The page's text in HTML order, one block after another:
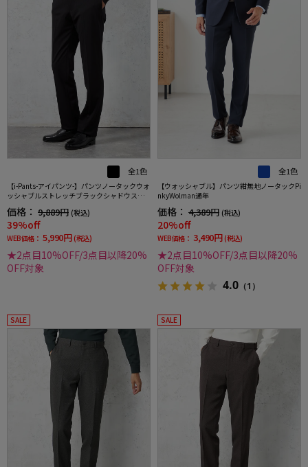
全1色
【i-Pants-アイパンツ-】パンツノータックウォ
ッシャブルストレッチブラックシャドウスト
価格： 9,889円 (税込)
39%off
WEB価格： 5,990円 (税込)
★2点目10%OFF/3点目以降20%
OFF対象
全1色
【ウォッシャブル】パンツ紺無地ノータックPi
nkyWolman通年
価格： 4,389円 (税込)
20%off
WEB価格： 3,490円 (税込)
★2点目10%OFF/3点目以降20%
OFF対象
4.0 （1）
SALE SALE